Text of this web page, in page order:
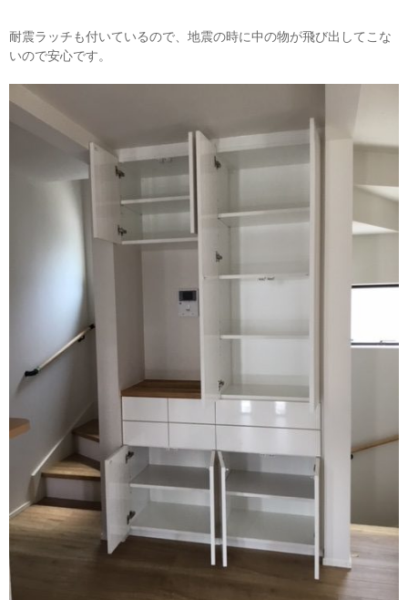
耐震ラッチも付いているので、地震の時に中の物が飛び出してこな
いので安心です。